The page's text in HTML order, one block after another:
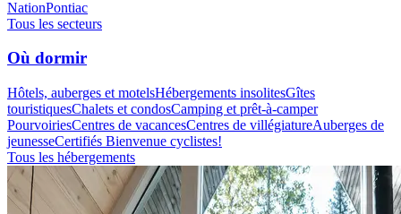
NationPontiac
Tous les secteurs
Où dormir
Hôtels, auberges et motelsHébergements insolitesGîtes
touristiquesChalets et condosCamping et prêt-à-camper
PourvoiriesCentres de vacancesCentres de villégiatureAuberges de
jeunesseCertifiés Bienvenue cyclistes!
Tous les hébergements